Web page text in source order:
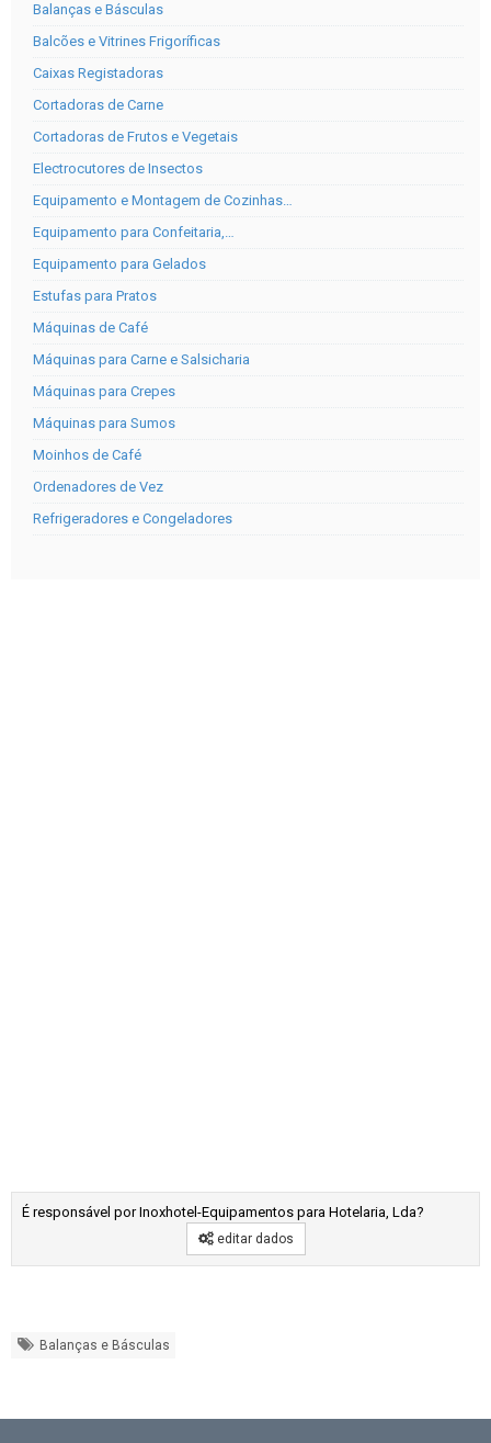
Balanças e Básculas
Balcões e Vitrines Frigoríficas
Caixas Registadoras
Cortadoras de Carne
Cortadoras de Frutos e Vegetais
Electrocutores de Insectos
Equipamento e Montagem de Cozinhas…
Equipamento para Confeitaria,…
Equipamento para Gelados
Estufas para Pratos
Máquinas de Café
Máquinas para Carne e Salsicharia
Máquinas para Crepes
Máquinas para Sumos
Moinhos de Café
Ordenadores de Vez
Refrigeradores e Congeladores
É responsável por Inoxhotel-Equipamentos para Hotelaria, Lda?
editar dados
Balanças e Básculas